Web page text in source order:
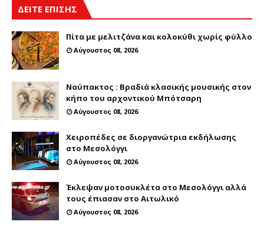
ΔΕΙΤΕ ΕΠΙΣΗΣ
Πίτα με μελιτζάνα και κολοκύθι χωρίς φύλλο
Αύγουστος 08, 2026
Ναύπακτος : Βραδιά κλασικής μουσικής στον
κήπο του αρχοντικού Μπότσαρη
Αύγουστος 08, 2026
Χειροπέδες σε διοργανώτρια εκδήλωσης
στο Μεσολόγγι
Αύγουστος 08, 2026
Έκλεψαν μοτοσυκλέτα στο Μεσολόγγι αλλά
τους έπιασαν στο Αιτωλικό
Αύγουστος 08, 2026